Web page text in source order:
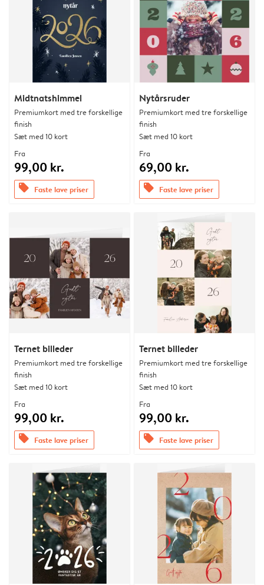
Midtnatshimmel
Premiumkort med tre forskellige
finish
Sæt med 10 kort
Fra
99,00 kr.
offers Faste lave priser
Nytårsruder
Premiumkort med tre forskellige
finish
Sæt med 10 kort
Fra
69,00 kr.
offers Faste lave priser
Ternet billeder
Premiumkort med tre forskellige
finish
Sæt med 10 kort
Fra
99,00 kr.
offers Faste lave priser
Ternet billeder
Premiumkort med tre forskellige
finish
Sæt med 10 kort
Fra
99,00 kr.
offers Faste lave priser